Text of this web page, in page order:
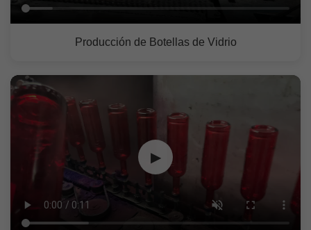
Producción de Botellas de Vidrio
▶